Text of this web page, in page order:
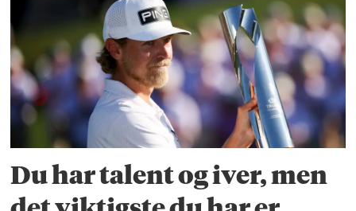
Du har talent og iver, men